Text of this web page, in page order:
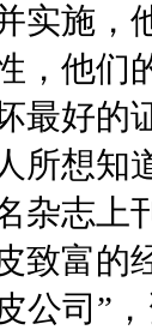
实施，
，他们
最好的
所想知
杂志上
致富的
公司”